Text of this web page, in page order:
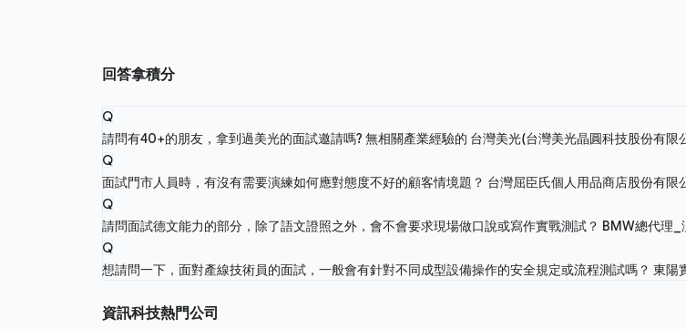
回答拿積分
Q
請問有40+的朋友，拿到過美光的面試邀請嗎? 無相關產業經驗的 台灣美光(台灣美光晶圓科技股份有
Q
面試門市人員時，有沒有需要演練如何應對態度不好的顧客情境題？ 台灣屈臣氏個人用品商店股份有限
Q
請問面試德文能力的部分，除了語文證照之外，會不會要求現場做口說或寫作實戰測試？ BMW總代理_
Q
想請問一下，面對產線技術員的面試，一般會有針對不同成型設備操作的安全規定或流程測試嗎？ 東陽
資訊科技熱門公司